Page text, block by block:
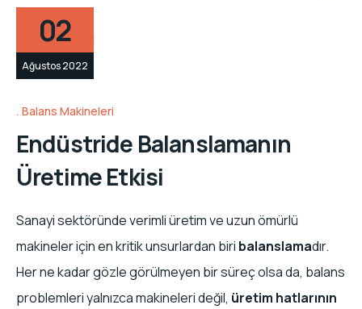
02
Ağustos 2022
Balans Makineleri
Endüstride Balanslamanın
Üretime Etkisi
Sanayi sektöründe verimli üretim ve uzun ömürlü
makineler için en kritik unsurlardan biri balanslamadır.
Her ne kadar gözle görülmeyen bir süreç olsa da, balans
problemleri yalnızca makineleri değil, üretim hatlarının